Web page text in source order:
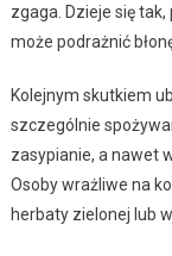
zgaga. Dzieje się
może podrażnić
Kolejnym skutkiem
szczególnie
zasypianie, a nawet
Osoby wrażliwe na
herbaty zielonej lub